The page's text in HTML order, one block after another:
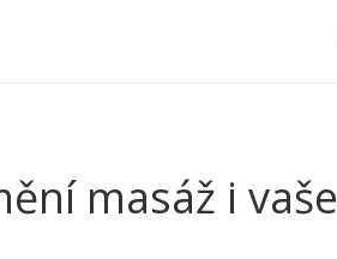
masáž i vaše